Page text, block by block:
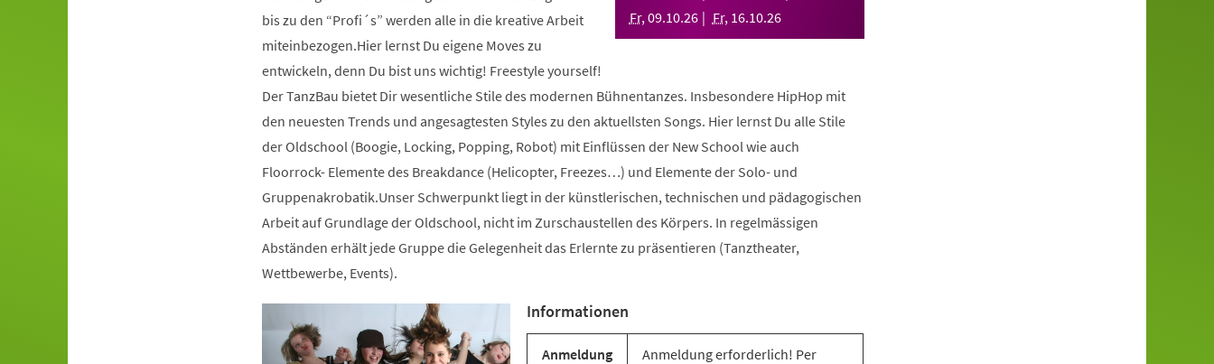
Fr,09.10.26 Fr, 16.10.26
bis zu den “Profi´s” werden alle in die kreative Arbeit
miteinbezogen.Hier lernst Du eigene Moves zu
entwickeln, denn Du bist uns wichtig! Freestyle yourself!
Der TanzBau bietet Dir wesentliche Stile des modernen Bühnentanzes. Insbesondere HipHop mit
den neuesten Trends und angesagtesten Styles zu den aktuellsten Songs. Hier lernst Du alle Stile
der Oldschool (Boogie, Locking, Popping, Robot) mit Einflüssen der New School wie auch
Floorrock- Elemente des Breakdance (Helicopter, Freezes…) und Elemente der Solo- und
Gruppenakrobatik.Unser Schwerpunkt liegt in der künstlerischen, technischen und pädagogischen
Arbeit auf Grundlage der Oldschool, nicht im Zurschaustellen des Körpers. In regelmässigen
Abständen erhält jede Gruppe die Gelegenheit das Erlernte zu präsentieren (Tanztheater,
Wettbewerbe, Events).
Informationen
Anmeldung
Anmeldung erforderlich! Per